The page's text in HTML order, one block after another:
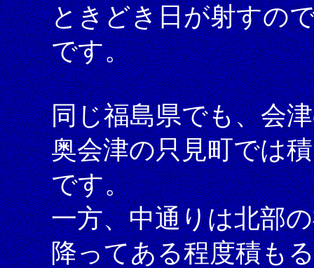
ときどき日が射すの
です。
同じ福島県でも、会
奥会津の只見町では
です。
一方、中通りは北部
降ってある程度積も